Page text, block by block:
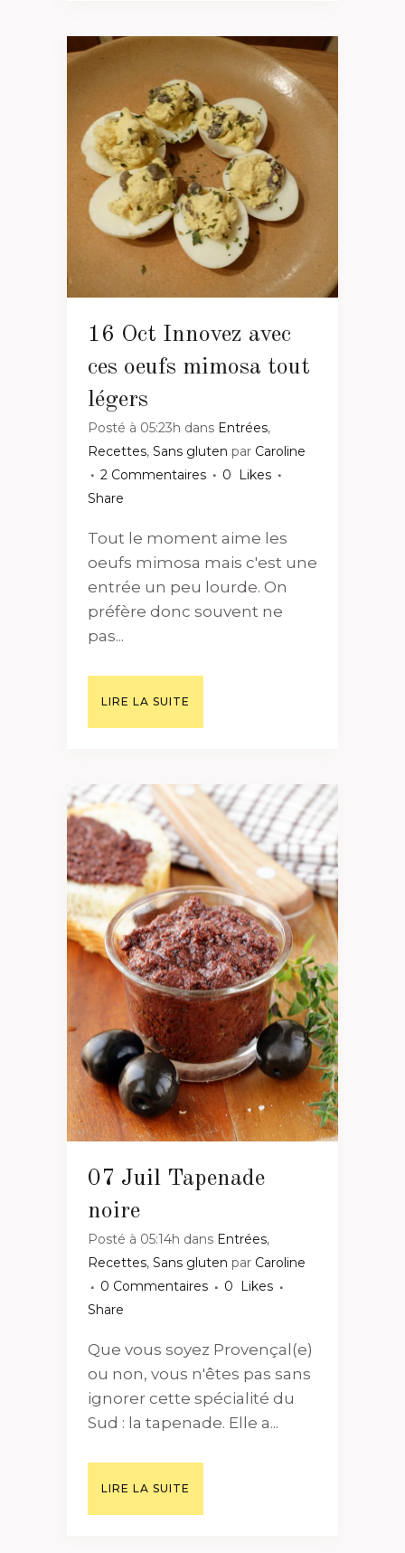
16 Oct Innovez avec
ces oeufs mimosa tout
légers
Posté à 05:23h dans Entrées,
Recettes, Sans gluten par Caroline
2 Commentaires
0
Likes
Share
Tout le moment aime les
oeufs mimosa mais c'est une
entrée un peu lourde. On
préfère donc souvent ne
pas...
LIRE LA SUITE
07 Juil Tapenade
noire
Posté à 05:14h dans Entrées,
Recettes, Sans gluten par Caroline
0 Commentaires
0
Likes
Share
Que vous soyez Provençal(e)
ou non, vous n'êtes pas sans
ignorer cette spécialité du
Sud : la tapenade. Elle a...
LIRE LA SUITE